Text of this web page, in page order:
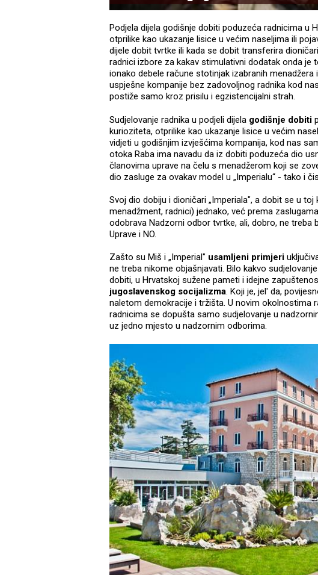
Podjela dijela godišnje dobiti poduzeća radnicima u
otprilike kao ukazanje lisice u većim naseljima ili
dijele dobit tvrtke ili kada se dobit transferira
radnici izbore za kakav stimulativni dodatak onda je
ionako debele račune stotinjak izabranih
uspješne kompanije bez zadovoljnog radnika kod
postiže samo kroz prisilu i egzistencijalni strah.
Sudjelovanje radnika u podjeli dijela godišnje dobiti
kurioziteta, otprilike kao ukazanje lisice u većim
vidjeti u godišnjim izvješćima kompanija, kod nas
otoka Raba ima navadu da iz dobiti poduzeća dio
članovima uprave na čelu s menadžerom koji se
dio zasluge za ovakav model u „Imperialu“ - tako i
Svoj dio dobiju i dioničari „Imperiala", a dobit se u
menadžment, radnici) jednako, već prema
odobrava Nadzorni odbor tvrtke, ali, dobro, ne treba
Uprave i NO.
Zašto su Miš i „Imperial" usamljeni primjeri
ne treba nikome objašnjavati. Bilo kakvo
dobiti, u Hrvatskoj sužene pameti i idejne
jugoslavenskog socijalizma. Koji je, jel' da,
naletom demokracije i tržišta. U novim okolnostima
radnicima se dopušta samo sudjelovanje u
uz jedno mjesto u nadzornim odborima.